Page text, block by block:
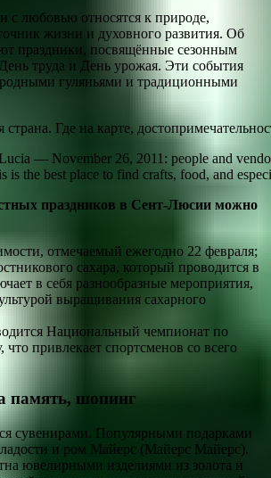
любовью относятся к природе,
жизни и духовного развития. Об
праздники, посвящённые сезонным
труда и День урожая. Эти события
гуляньями и традиционными
— November 26, 2011: people and
is the best place to find crafts, food, and
праздников в Сент-Люсии можно
отмечаемый ежегодно 22 февраля;
сахара, который проводится в
в себя разнообразные мероприятия,
выращивания сахарного
Национальный чемпионат по
что привлекает спортсменов со всего
память, шопинг
сувенирами. Популярными подарками
и ром Майерс (Майерс Майерс).
ювелирными изделиями из золота и